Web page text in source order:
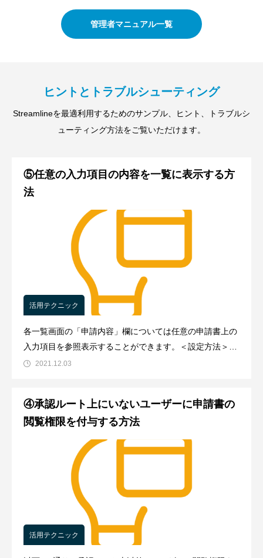
管理者マニュアル一覧
ヒントとトラブルシューティング
Streamlineを最適利用するためのサンプル、ヒント、トラブルシ
ューティング方法をご覧いただけます。
⑤任意の入力項目の内容を一覧に表示する方
法
活用テクニック
各一覧画面の「申請内容」欄については任意の申請書上の
入力項目を参照表示することができます。＜設定方法＞フ
ォーマット上にテキストボックス項目を追加し、入力タイ
2021.12.03
④承認ルート上にいないユーザーに申請書の
閲覧権限を付与する方法
活用テクニック